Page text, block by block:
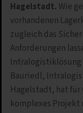
Hagelstadt. Wie
vorhandenen
zugleich das
Anforderungen
Intralogistiklösung
Bauriedl,
Hagelstadt, hat für
komplexes